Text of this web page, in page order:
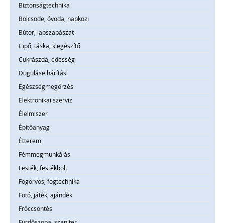
Biztonságtechnika
Bölcsöde, óvoda, napközi
Bútor, lapszabászat
Cipő, táska, kiegészítő
Cukrászda, édesség
Duguláselhárítás
Egészségmegőrzés
Elektronikai szerviz
Élelmiszer
Építőanyag
Étterem
Fémmegmunkálás
Festék, festékbolt
Fogorvos, fogtechnika
Fotó, játék, ajándék
Fröccsöntés